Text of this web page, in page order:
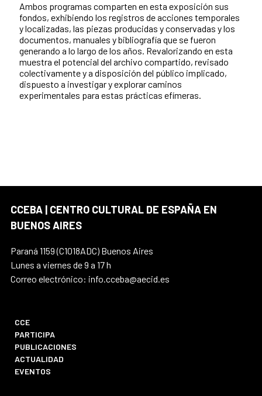
Ambos programas comparten en esta exposición sus
fondos, exhibiendo los registros de acciones temporales
y localizadas, las piezas producidas y conservadas y los
documentos, manuales y bibliografía que se fueron
generando a lo largo de los años. Revalorizando en esta
muestra el potencial del archivo compartido, revisado
colectivamente y a disposición del público implicado,
dispuesto a investigar y explorar caminos
experimentales para estas prácticas efímeras.
CCEBA | CENTRO CULTURAL DE ESPAÑA EN
BUENOS AIRES
Paraná 1159 (C1018ADC) Buenos Aires
Lunes a viernes de 9 a 17 h
Correo electrónico: info.cceba@aecid.es
CCE
PARTICIPA
PUBLICACIONES
ACTUALIDAD
EVENTOS